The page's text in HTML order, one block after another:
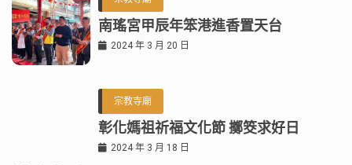
南瑤宮甲辰年笨港進香置天台
2024 年 3 月 20 日
宗教寺廟
彰化媽祖祈福文化節 擲筊求好日
2024 年 3 月 18 日